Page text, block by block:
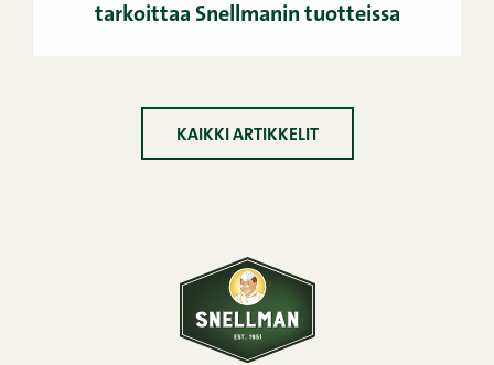
tarkoittaa Snellmanin tuotteissa
KAIKKI ARTIKKELIT